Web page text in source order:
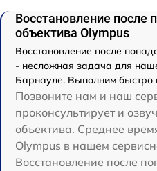
Восстановление после
объектива Olympus
Восстановление после
- несложная задача для
Барнауле. Выполним быстро
Позвоните нам и наш
проконсультирует и
объектива. Среднее
Olympus в нашем
Восстановление после